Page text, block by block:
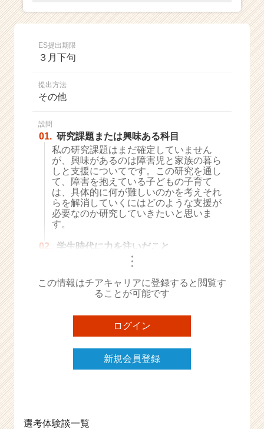
ー・
成
ト
が
届
く
就
活
サ
チ
ャ
リ
r
ES提出期限
３月下句
提出方法
その他
設問
01. 研究課題または興味ある科目
私の研究課題はまだ確定していません
が、興味があるのは障害児と家族の暮ら
しと支援についてです。この研究を通し
て、障害を抱えている子どもの子育て
は、具体的に何が難しいのかを考えそれ
らを解消していくにはどのような支援が
必要なのか研究していきたいと思いま
す。
02.
学生時代に力を注いだこと
・・・
この情報はチアキャリアに登録すると閲覧す
ることが可能です
ログイン
新規会員登録
選考体験談一覧